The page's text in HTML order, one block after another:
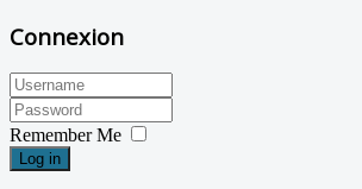
Connexion
Remember Me
Log in